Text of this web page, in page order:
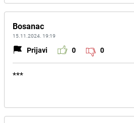
Bosanac
15.11.2024. 19:19
Prijavi 0 0
***